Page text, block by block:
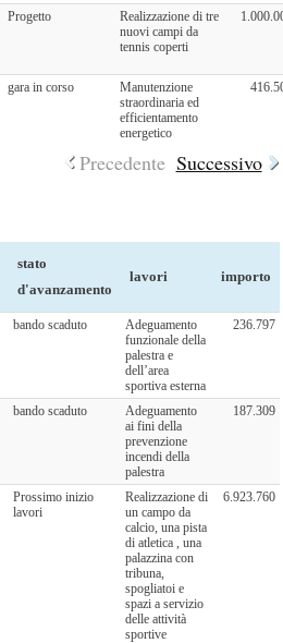
Progetto
Realizzazione di tre
nuovi campi da
tennis coperti
gara in corso
Manutenzione
straordinaria ed
efficientamento
energetico
Precedente Successivo
stato
d'avanzamento
lavori importo
bando scaduto
Adeguamento
funzionale della
palestra e
dell’area
sportiva esterna
236.797
bando scaduto
Adeguamento
ai fini della
prevenzione
incendi della
palestra
187.309
Prossimo inizio
lavori
Realizzazione di
un campo da
calcio, una pista
di atletica , una
palazzina con
tribuna,
spogliatoi e
spazi a servizio
delle attività
sportive
6.923.760